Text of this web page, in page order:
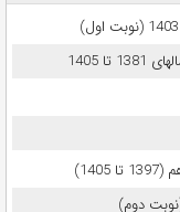
1405